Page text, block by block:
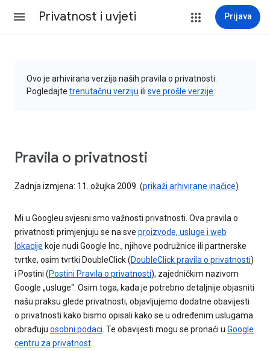
Privatnost i uvjeti Prijava
Ovo je arhivirana verzija naših pravila o privatnosti.
Pogledajte trenutačnu verziju ili sve prošle verzije
Pravila o privatnosti
Zadnja izmjena: 11. ožujka 2009. (prikaži arhivirane inačice)
Mi u Googleu svjesni smo važnosti privatnosti. Ova pravila o
privatnosti primjenjuju se na sve proizvode, usluge i web
lokacije koje nudi Google Inc., njihove podružnice ili partnerske
tvrtke, osim tvrtki DoubleClick (DoubleClick pravila o privatnosti)
i Postini (Postini Pravila o privatnosti), zajedničkim nazivom
Google „usluge“. Osim toga, kada je potrebno detaljnije objasniti
našu praksu glede privatnosti, objavljujemo dodatne obavijesti
o privatnosti kako bismo opisali kako se u određenim uslugama
obrađuju osobni podaci . Te obavijesti mogu se pronaći u Google
centru za privatnost